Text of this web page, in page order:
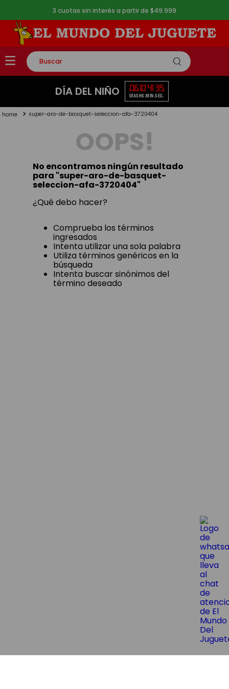
3 cuotas sin interés a partir de $49.999
Buscar
TÉRMINOS MÁS BUSCADOS
2.
lego
toy story
DÍA DEL NIÑO 06
DÍAS
10
HS.
41
MIN.
35
SEG.
super-aro-de-basquet-seleccion-afa-3720404
OOPS!
No encontramos ningún resultado
para "super-aro-de-basquet-
seleccion-afa-3720404"
¿Qué debo hacer?
Comprueba los términos
ingresados
Intenta utilizar una sola palabra
Utiliza términos genéricos en la
búsqueda
Intenta buscar sinónimos del
término deseado